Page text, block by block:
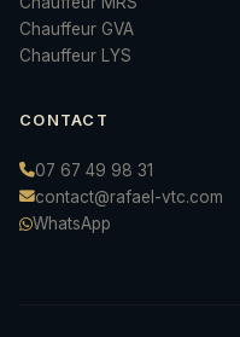
Chauffeur GVA
Chauffeur LYS
CONTACT
07 67 49 98 31
contact@rafael-vtc.com
WhatsApp